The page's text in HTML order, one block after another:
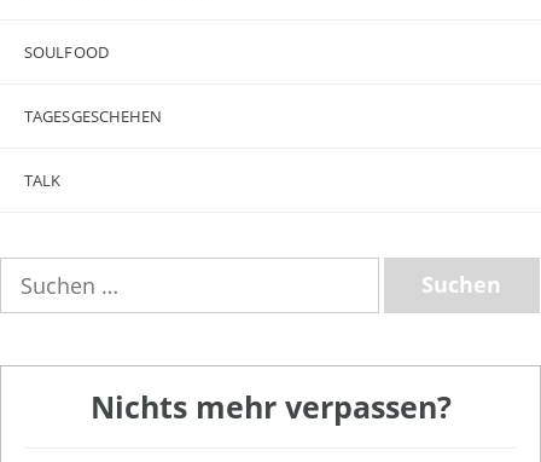
SOULFOOD
TAGESGESCHEHEN
TALK
nach:
Nichts mehr verpassen?